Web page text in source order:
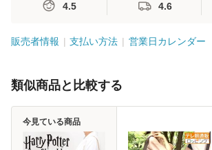
4.5 4.6
販売者情報 支払い方法 営業日カレンダー
類似商品と比較する
今見ている商品